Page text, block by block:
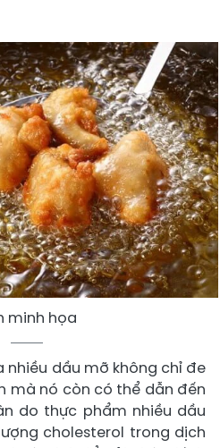
minh họa
nhiều dầu mỡ không chỉ đe
mà nó còn có thể dẫn đến
do thực phẩm nhiều dầu
cholesterol trong dịch